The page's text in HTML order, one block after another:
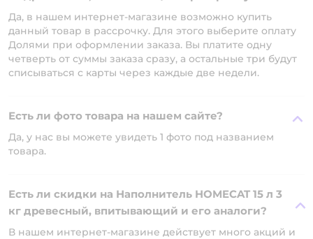
Да, в нашем интернет-магазине возможно купить
данный товар в рассрочку. Для этого выберите оплату
Долями при оформлении заказа. Вы платите одну
четверть от суммы заказа сразу, а остальные три будут
списываться с карты через каждые две недели.
Есть ли фото товара на нашем сайте?
Да, у нас вы можете увидеть 1 фото под названием
товара.
Есть ли скидки на Наполнитель HOMECAT 15 л 3
кг древесный, впитывающий и его аналоги?
В нашем интернет-магазине действует много акций и